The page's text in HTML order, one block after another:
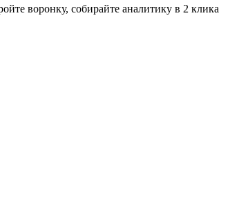
воронку, собирайте аналитику в 2 клика